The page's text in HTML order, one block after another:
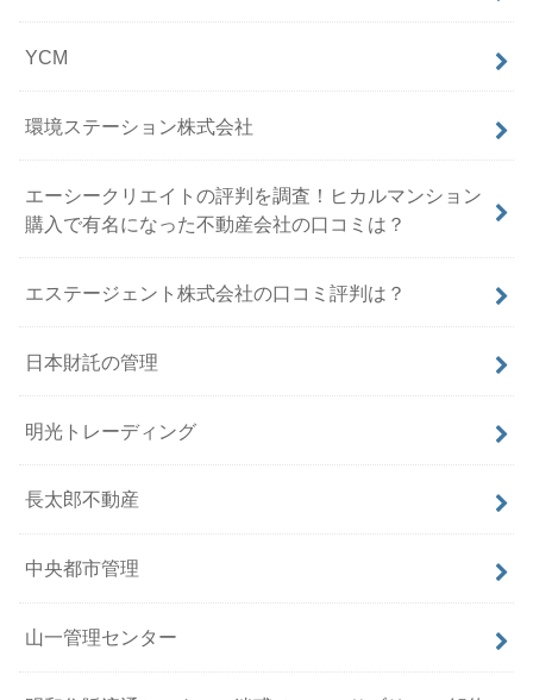
YCM
環境ステーション株式会社
エーシークリエイトの評判を調査！ヒカルマンション
購入で有名になった不動産会社の口コミは？
エステージェント株式会社の口コミ評判は？
日本財託の管理
明光トレーディング
長太郎不動産
中央都市管理
山一管理センター